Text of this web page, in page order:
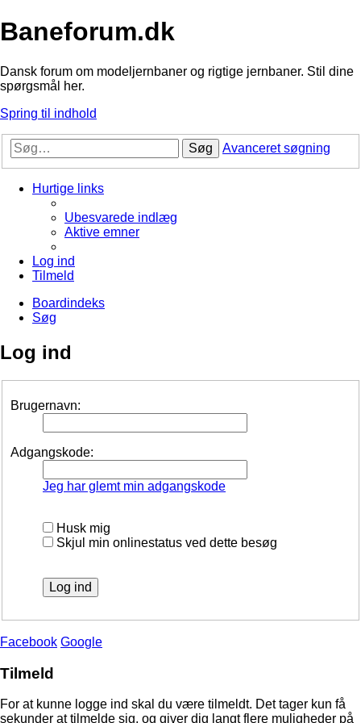
Baneforum.dk
Dansk forum om modeljernbaner og rigtige jernbaner. Stil dine
spørgsmål her.
Spring til indhold
Søg Avanceret søgning
Hurtige links
Ubesvarede indlæg
Aktive emner
Log ind
Tilmeld
Boardindeks
Søg
Log ind
Brugernavn:
Adgangskode:
Jeg har glemt min adgangskode
Husk mig
Skjul min onlinestatus ved dette besøg
Facebook Google
Tilmeld
For at kunne logge ind skal du være tilmeldt. Det tager kun få
sekunder at tilmelde sig, og giver dig langt flere muligheder på